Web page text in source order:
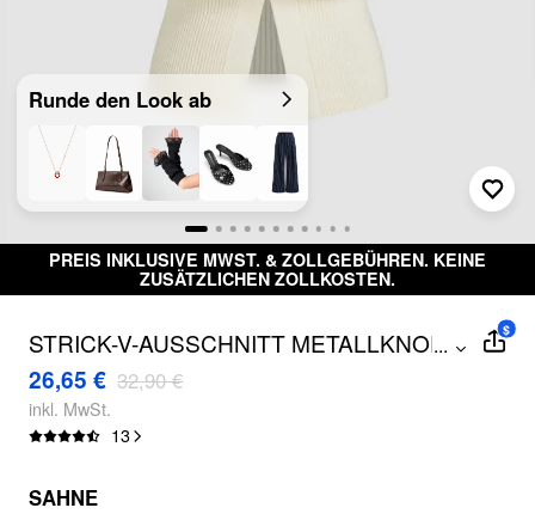
Runde den Look ab
PREIS INKLUSIVE MWST. & ZOLLGEBÜHREN. KEINE
ZUSÄTZLICHEN ZOLLKOSTEN.
STRICK-V-AUSSCHNITT METALLKNOPF
WESTE
...
26,65 € 32,90 €
inkl. MwSt.
13
$
SAHNE